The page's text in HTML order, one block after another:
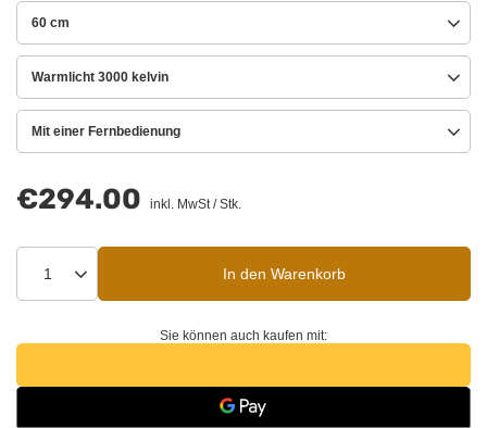
60 cm
Warmlicht 3000 kelvin
Mit einer Fernbedienung
€294.00 inkl. MwSt/Stk.
In den Warenkorb
Sie können auch kaufen mit: